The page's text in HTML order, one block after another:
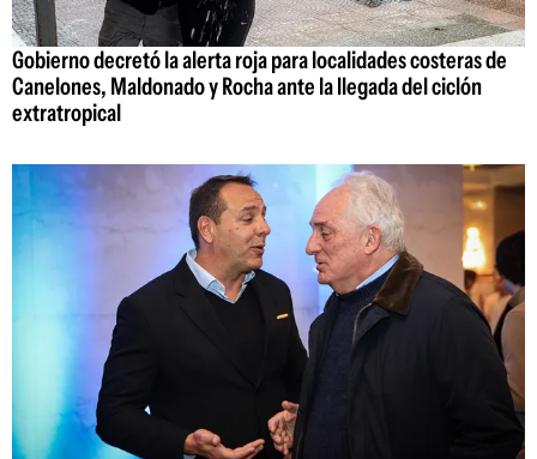
Gobierno decretó la alerta roja para localidades costeras de
Canelones, Maldonado y Rocha ante la llegada del ciclón
extratropical